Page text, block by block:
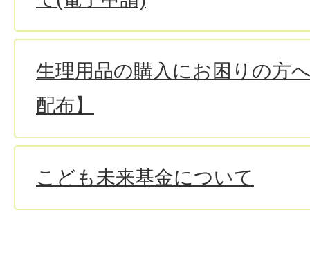
生理用品の購入にお困りの方
配布】
こども未来基金について